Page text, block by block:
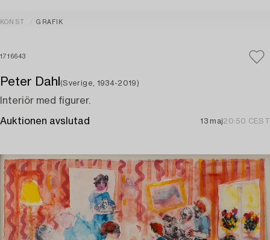
KONST GRAFIK
1716643
Peter Dahl (Sverige, 1934-2019)
Interiör med figurer.
Auktionen avslutad 13 maj20:50 CEST